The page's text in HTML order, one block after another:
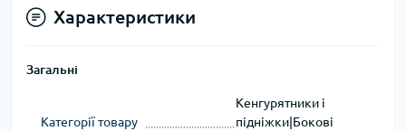
Характеристики
Загальні
Категорії товару
Кенгурятники і
підніжки|Бокові